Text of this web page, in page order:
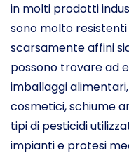
in molti prodotti
sono molto
scarsamente affini
possono trovare ad
imballaggi
cosmetici, schiume
tipi di pesticidi
impianti e protesi